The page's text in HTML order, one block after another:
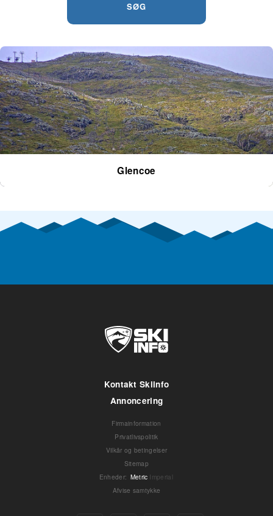
SØG
Glencoe
Kontakt Skiinfo
Annoncering
Firmainformation
Privatlivspolitik
Vilkår og betingelser
Sitemap
Enheder: Metric Imperial
Afvise samtykke